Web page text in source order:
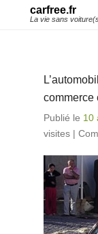
carfree.fr
La vie sans
commerce
Publié le 10
visites |